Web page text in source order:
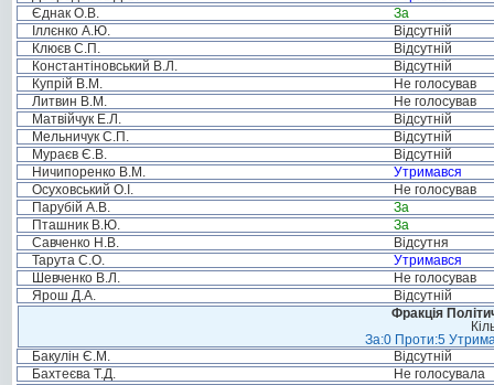
Єднак О.В.
За
Іллєнко А.Ю.
Відсутній
Клюєв С.П.
Відсутній
Константіновський В.Л.
Відсутній
Купрій В.М.
Не голосував
Литвин В.М.
Не голосував
Матвійчук Е.Л.
Відсутній
Мельничук С.П.
Відсутній
Мураєв Є.В.
Відсутній
Ничипоренко В.М.
Утримався
Осуховський О.І.
Не голосував
Парубій А.В.
За
Пташник В.Ю.
За
Савченко Н.В.
Відсутня
Тарута С.О.
Утримався
Шевченко В.Л.
Не голосував
Ярош Д.А.
Відсутній
Фракція
За:0 Проти:5
Бакулін Є.М.
Відсутній
Бахтеєва Т.Д.
Не голосувала